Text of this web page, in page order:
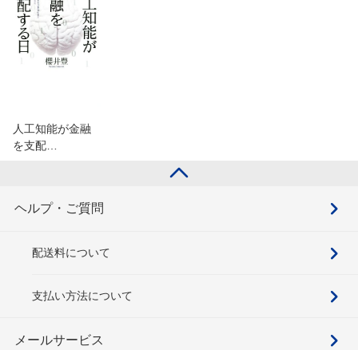
人工知能が金融
を支配…
ヘルプ・ご質問
配送料について
支払い方法について
メールサービス